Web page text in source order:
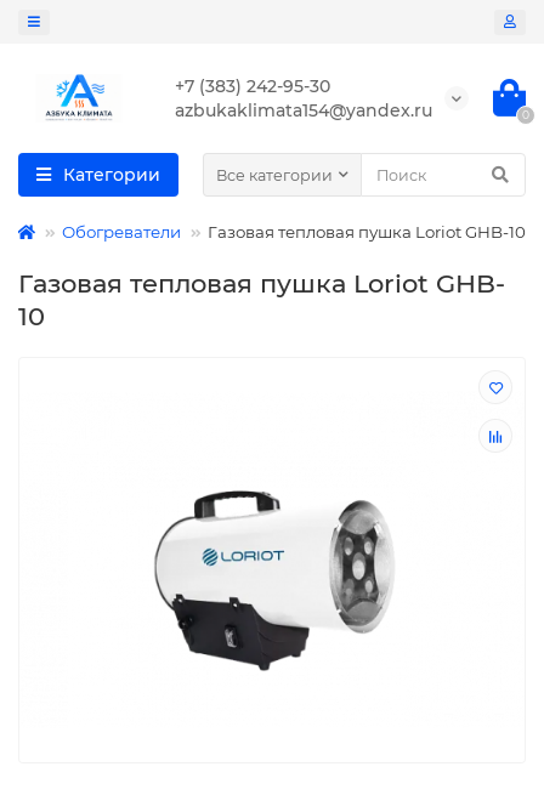
+7 (383) 242-95-30
azbukaklimata154@yandex.ru
0
Категории Все категории
Обогреватели Газовая тепловая пушка Loriot GHB-10
Газовая тепловая пушка Loriot GHB-
10